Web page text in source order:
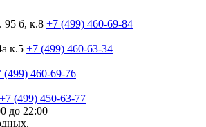
95 б, к.8 +7 (499) 460-69-84
к.5 +7 (499) 460-63-34
(499) 460-69-76
+7 (499) 450-63-77
до 22:00